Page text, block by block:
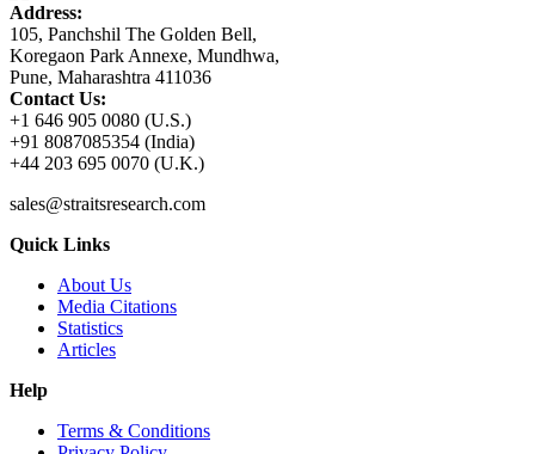
Address:
105, Panchshil The Golden Bell,
Koregaon Park Annexe, Mundhwa,
Pune, Maharashtra 411036
Contact Us:
+1 646 905 0080 (U.S.)
+91 8087085354 (India)
+44 203 695 0070 (U.K.)
sales@straitsresearch.com
Quick Links
About Us
Media Citations
Statistics
Articles
Help
Terms & Conditions